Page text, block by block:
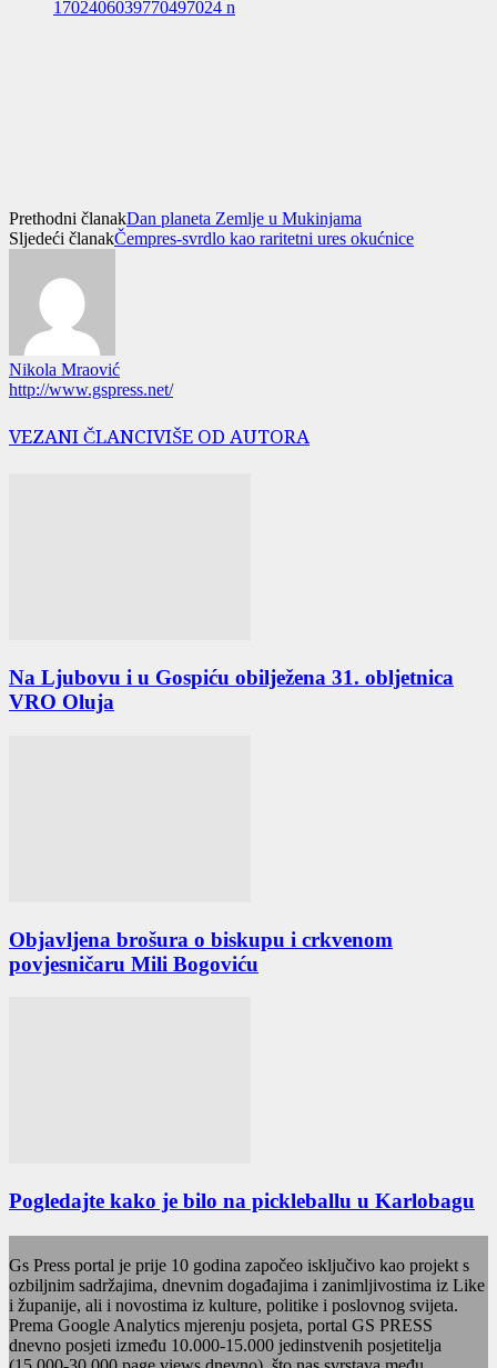
Prethodni članakDan planeta Zemlje u Mukinjama
Sljedeći članakČempres-svrdlo kao raritetni ures okućnice
Nikola Mraović
http://www.gspress.net/
VEZANI ČLANCIVIŠE OD AUTORA
Na Ljubovu i u Gospiću obilježena 31. obljetnica
VRO Oluja
Objavljena brošura o biskupu i crkvenom
povjesničaru Mili Bogoviću
Pogledajte kako je bilo na pickleballu u Karlobagu
Gs Press portal je prije 10 godina započeo isključivo kao projekt s
ozbiljnim sadržajima, dnevnim događajima i zanimljivostima iz Like
i županije, ali i novostima iz kulture, politike i poslovnog svijeta.
Prema Google Analytics mjerenju posjeta, portal GS PRESS
dnevno posjeti između 10.000-15.000 jedinstvenih posjetitelja